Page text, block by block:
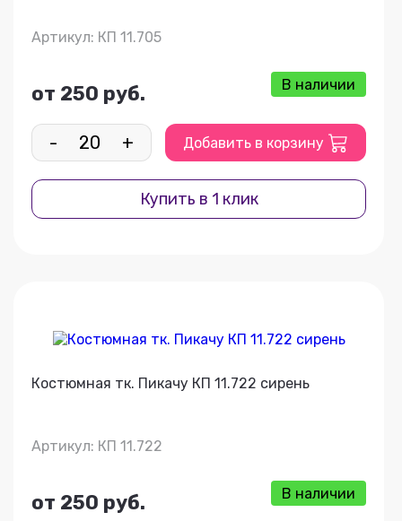
Артикул: КП 11.705
от 250 руб. В наличии
- + Добавить в корзину
Купить в 1 клик
Костюмная тк. Пикачу КП 11.722 сирень
Артикул: КП 11.722
от 250 руб. В наличии